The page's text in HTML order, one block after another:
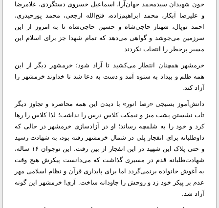
خون شهیدان سیدمحمد جهان‌آرا، اسماعیل خسروی دستگردی، غلامرضا
و علیرضا آبکار، محمد ابراهیم‌زاده، فتح‌الله ارجعی، محمد پورحیدری،
احمد توپال، شهناز حاجی‌شاه و حسین حاجی‌شاه تا به امروز از این
سرزمین می‌جوشد و گواهی می‌دهد که تمام شهدا جز برای اسلام این
مسیر پرخطر را انتخاب نکردند.
خرمشهر همچنان انتطار می‌کشید تا آزاد شود؛ خرمشهر دیگر از این
همه ظلم و بیداد به ستوه آمد و دست به دعا شد تا خداوند خرمشهر را
آزاد کند.
دانش‌آموز بسیجی «رضا انور» با دیدن این همه محاصره و تجاوز دیگر
تاب نشستن پشت میز و نیمکت‌ کلاس درس را نداشت؛ لذا کلاس را رها
کرد و خود را به شلمچه رساند؛ او در آزادسازی خرمشهر در حالی که
داوطلبانه برای انفجار پلی در شمال خرمشهر رفته بود، به شهادت رسید
و حتی پلاک این شهید در این انفجار از بین رفت. این نوجوان ۱۶ ساله،
شهادت‌طلبانه قدم در مسیری ‌گذاشت که می‌دانست پیکرش هیچ وقت
به آغوش خانواده برنمی‌گردد اما برای پایداری قرآن و نظام اسلامی مهر
عدم بر پیکر خود زد و روحش را جاودانه ساخت. آری! خرمشهر این گونه
آزاد شد.